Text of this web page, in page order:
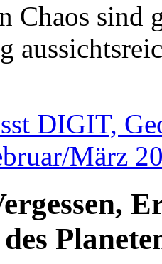
Chaos sind
DIGIT,
März